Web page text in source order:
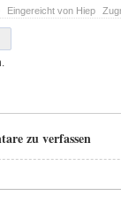
Eingereicht von Hiep
zu verfassen